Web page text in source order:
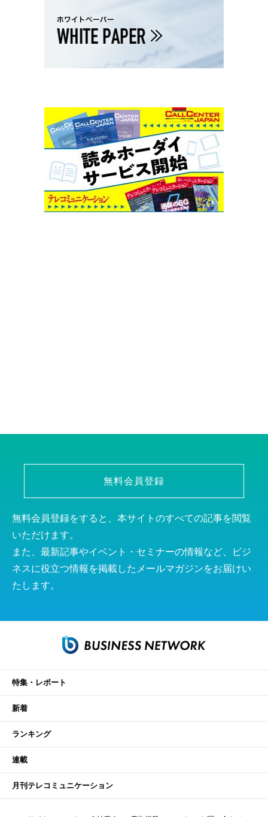
無料会員登録
無料会員登録をすると、本サイトのすべての記事を閲覧
いただけます。
また、最新記事やイベント・セミナーの情報など、ビジ
ネスに役立つ情報を掲載したメールマガジンをお届けい
たします。
特集・レポート
新着
ランキング
連載
月刊テレコミュニケーション